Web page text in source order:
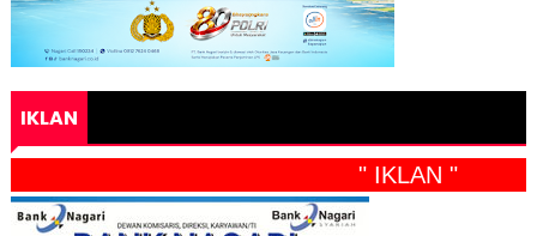
IKLAN
" IKLAN "